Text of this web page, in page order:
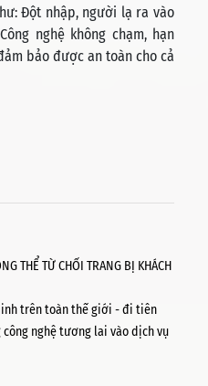
Đột nhập, người lạ ra vào
nghệ không chạm, hạn
bảo được an toàn cho cả
THỂ TỪ CHỐI TRANG BỊ KHÁCH
trên toàn thế giới - đi tiên
nghệ tương lai vào dịch vụ